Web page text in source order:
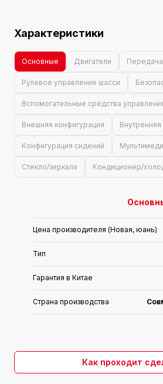
Характеристики
Основные Двигатели Передача
Рулевое управление шасси
Вспомогательные средства
Внешняя конфигурация
Конфигурация сидений
Стекло/зеркала Кондиционер/
Цена производителя (Новая, юань)
Тип
Гарантия в Китае
Страна производства
Расход топлива (л/100км)
Как проходит